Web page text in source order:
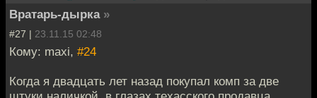
Вратарь-дырка »
#27 | 23.11.15 02:48
Кому: maxi, #24
Когда я двадцать лет назад покупал комп за две